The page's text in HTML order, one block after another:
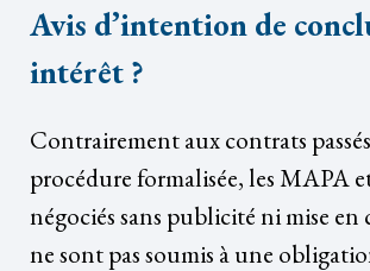
Avis d’intention de
intérêt ?
Contrairement aux contrats
procédure formalisée, les MAPA
négociés sans publicité ni mise
ne sont pas soumis à une